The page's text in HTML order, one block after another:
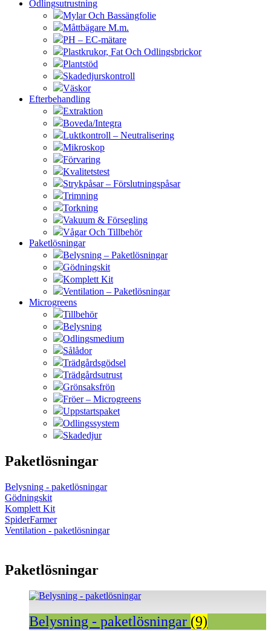
Odlingsutrustning
Mylar Och Bassängfolie
Måttbägare M.m.
PH – EC-mätare
Plastkrukor, Fat Och Odlingsbrickor
Plantstöd
Skadedjurskontroll
Väskor
Efterbehandling
Extraktion
Boveda/Integra
Luktkontroll – Neutralisering
Mikroskop
Förvaring
Kvalitetstest
Strykpåsar – Förslutningspåsar
Trimning
Torkning
Vakuum & Försegling
Vågar Och Tillbehör
Paketlösningar
Belysning – Paketlösningar
Gödningskit
Komplett Kit
Ventilation – Paketlösningar
Microgreens
Tillbehör
Belysning
Odlingsmedium
Sålådor
Trädgårdsgödsel
Trädgårdsutrust
Grönsaksfrön
Fröer – Microgreens
Uppstartspaket
Odlingssystem
Skadedjur
Paketlösningar
Belysning - paketlösningar
Gödningskit
Komplett Kit
SpiderFarmer
Ventilation - paketlösningar
Paketlösningar
Belysning - paketlösningar (9)